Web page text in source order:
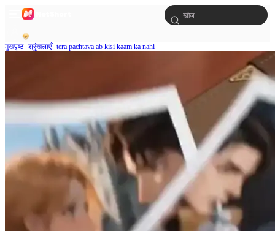
मुखपृष्ठ श्रृंखलाएँ tera pachtava ab kisi kaam ka nahi